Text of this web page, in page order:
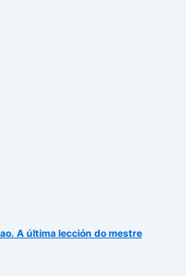
A última lección do mestre